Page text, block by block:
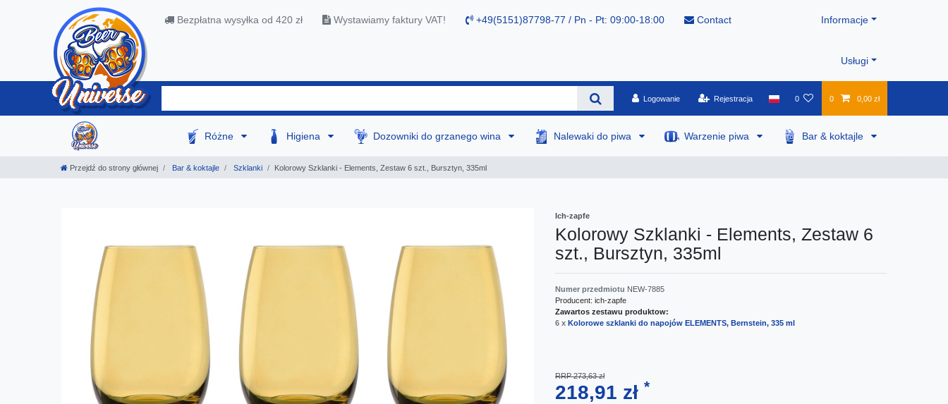
Bezpłatna wysyłka od 420 zł Wystawiamy faktury VAT! +49(5151)87798-77 / Pn - Pt: 09:00-18:00 Contact Informacje
Usługi
Logowanie Rejestracja 0 0 0,00 zł
Różne Higiena Dozowniki do grzanego wina Nalewaki do piwa Warzenie piwa Bar & koktajle
Przejdź do strony głównej Bar & koktajle Szklanki Kolorowy Szklanki - Elements, Zestaw 6 szt., Bursztyn, 335ml
Ich-zapfe
Kolorowy Szklanki - Elements, Zestaw 6
szt., Bursztyn, 335ml
Numer przedmiotu NEW-7885
Producent: ich-zapfe
Zawartos zestawu produktow:
6 x Kolorowe szklanki do napojów ELEMENTS, Bernstein, 335 ml
RRP 273,63 zł
218,91 zł *